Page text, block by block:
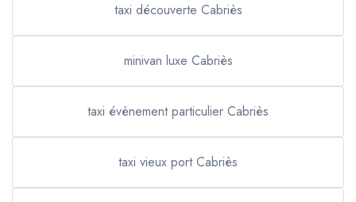
taxi découverte Cabriès
minivan luxe Cabriès
taxi évènement particulier Cabriès
taxi vieux port Cabriès